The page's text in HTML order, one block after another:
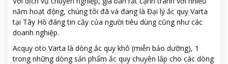
năm hoạt động, chúng tôi đã và đang là Đại lý ắc quy Varta
tại Tây Hồ đáng tin cậy của người tiêu dùng cũng như các
doanh nghiệp.
Acquy oto Varta là dòng ắc quy khô (miễn bảo dưỡng), 1
trong những dòng sản phẩm ắc quy chuyên lắp cho các dòng